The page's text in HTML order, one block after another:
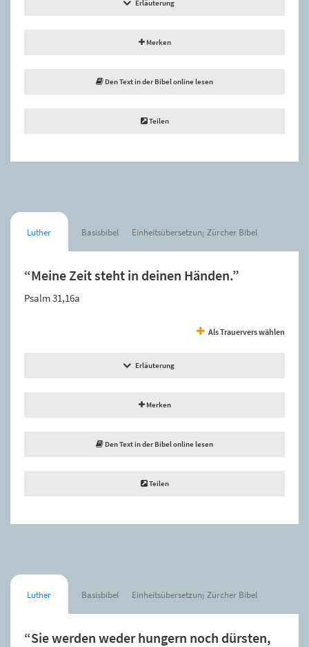
Erläuterung
Merken
Den Text in der Bibel online lesen
Teilen
Luther Basisbibel Einheitsübersetzung Zürcher Bibel
“Meine Zeit steht in deinen Händen.”
Psalm 31,16a
Als Trauervers wählen
Erläuterung
Merken
Den Text in der Bibel online lesen
Teilen
Luther Basisbibel Einheitsübersetzung Zürcher Bibel
“Sie werden weder hungern noch dürsten,